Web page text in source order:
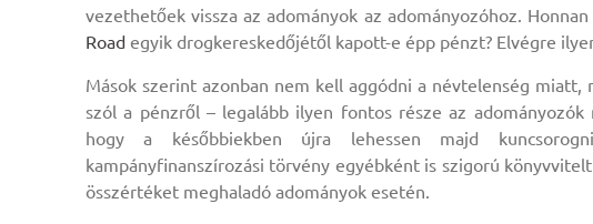
vezethetőek vissza az adományok az adományozóhoz.
Road egyik drogkereskedőjétől kapott-e épp pénzt? Elvégre
Mások szerint azonban nem kell aggódni a névtelenség miatt,
szól a pénzről – legalább ilyen fontos része az
hogy a későbbiekben újra lehessen majd
kampányfinanszírozási törvény egyébként is szigorú
összértéket meghaladó adományok esetén.